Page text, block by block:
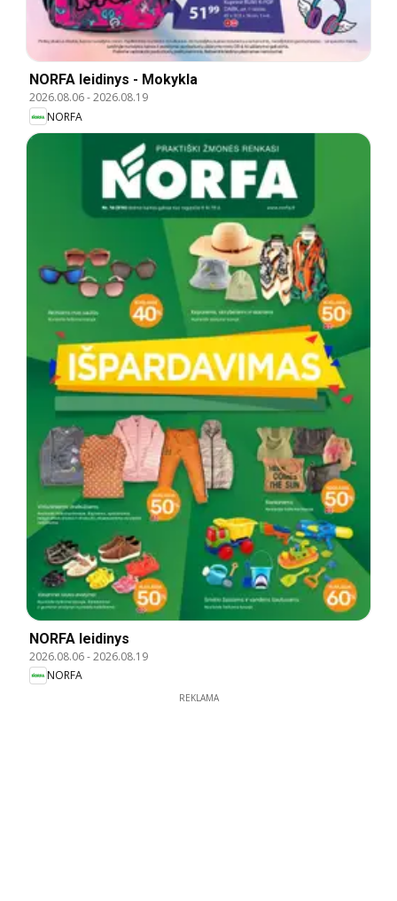
NORFA leidinys - Mokykla
2026.08.06-2026.08.19
NORFA
NORFA leidinys
2026.08.06-2026.08.19
NORFA
REKLAMA